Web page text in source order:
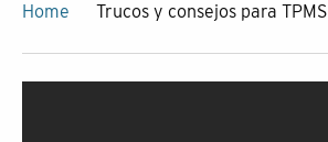
Home Trucos y consejos para TPMS